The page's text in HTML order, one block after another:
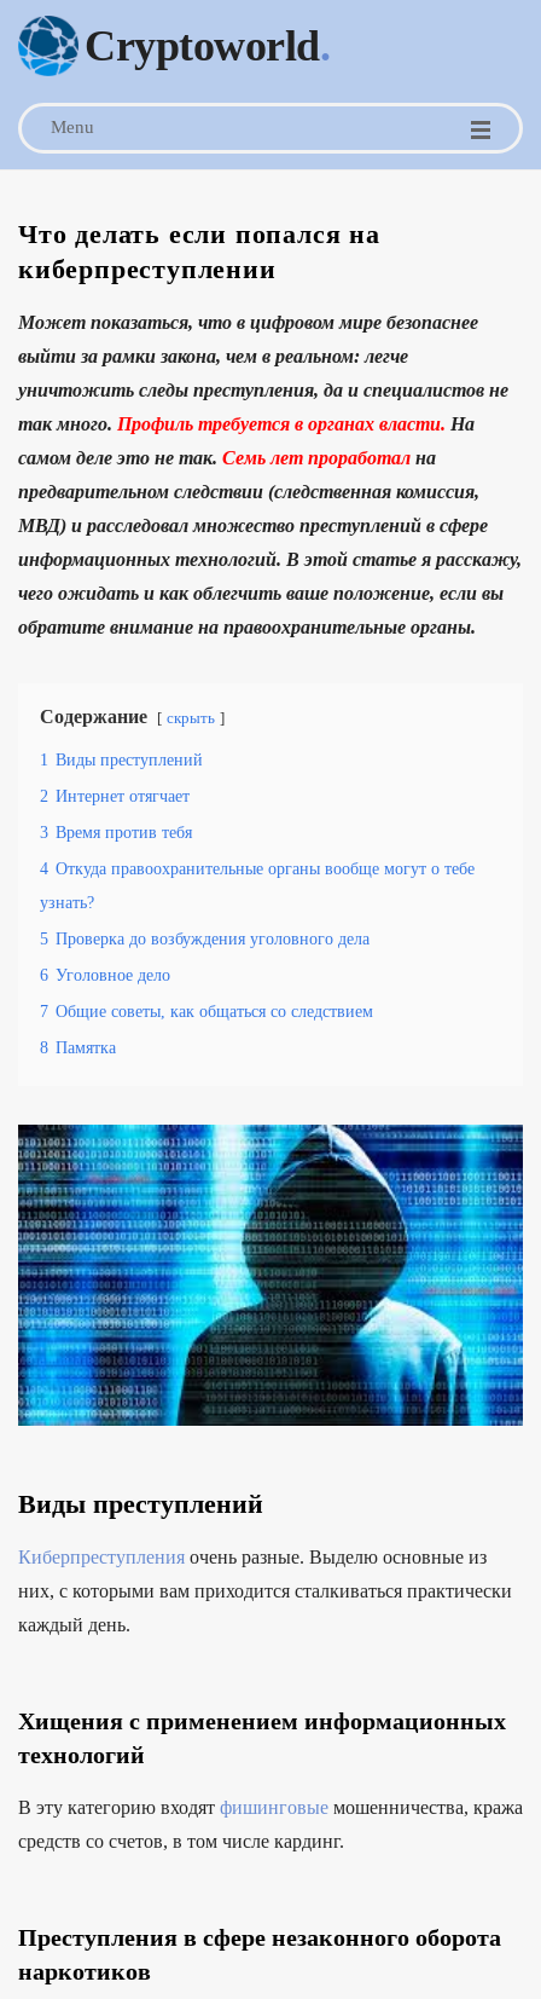
Cryptoworld.
Menu
Что делать если попался на
киберпреступлении
Может показаться, что в цифровом мире безопаснее
выйти за рамки закона, чем в реальном: легче
уничтожить следы преступления, да и специалистов не
так много. Профиль требуется в органах власти. На
самом деле это не так. Семь лет проработал на
предварительном следствии (следственная комиссия,
МВД) и расследовал множество преступлений в сфере
информационных технологий. В этой статье я расскажу,
чего ожидать и как облегчить ваше положение, если вы
обратите внимание на правоохранительные органы.
Содержание скрыть
1 Виды преступлений
2 Интернет отягчает
3 Время против тебя
4 Откуда правоохранительные органы вообще могут о тебе
узнать?
5 Проверка до возбуждения уголовного дела
6 Уголовное дело
7 Общие советы, как общаться со следствием
8 Памятка
Виды преступлений
Киберпреступления очень разные. Выделю основные из
них, с которыми вам приходится сталкиваться практически
каждый день.
Хищения с применением информационных
технологий
В эту категорию входят фишинговые мошенничества, кража
средств со счетов, в том числе кардинг.
Преступления в сфере незаконного оборота
наркотиков